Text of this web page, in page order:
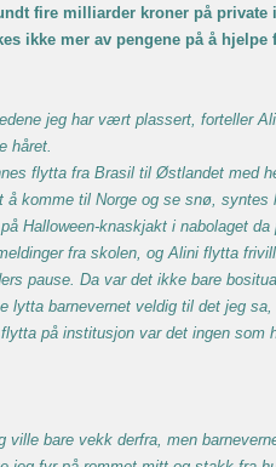
fire milliarder kroner på
ikke mer av pengene på å
jeg har vært plassert, forteller
håret.
flytta fra Brasil til Østlandet med
å komme til Norge og se snø, syntes
Halloween-knaskjakt i nabolaget
fra skolen, og Alini flytta
pause. Da var det ikke bare
lytta barnevernet veldig til det jeg
på institusjon var det ingen som
ville bare vekk derfra, men